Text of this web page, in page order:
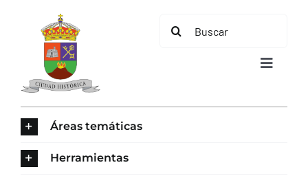
contenido
Buscar:
Toggle
Áreas temáticas
Herramientas